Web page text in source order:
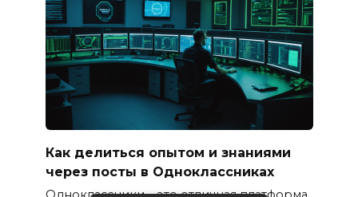
Как делиться опытом и знаниями
через посты в Одноклассниках